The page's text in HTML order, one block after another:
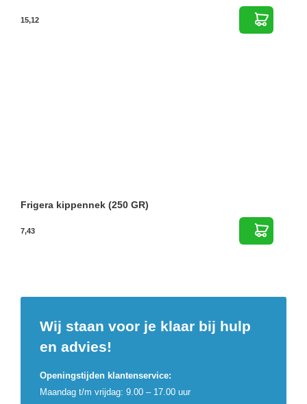
15,12
Frigera kippennek (250 GR)
7,43
Wij staan voor je klaar bij hulp
en advies!
Openingstijden klantenservice:
Maandag t/m vrijdag: 9.00 – 17.00 uur